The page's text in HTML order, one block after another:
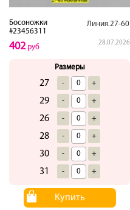
Босоножки
#23456311
Линия.27-60
28.07.2026
402руб
Размеры
27 - +
29 - +
26 - +
28 - +
30 - +
31 - +
Купить